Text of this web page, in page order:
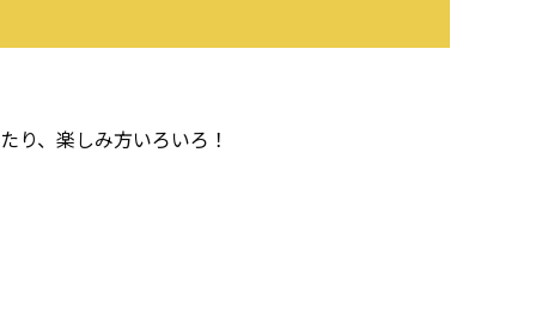
り、楽しみ方いろいろ！